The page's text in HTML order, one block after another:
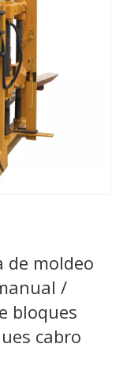
de moldeo
/
bloques
cabro